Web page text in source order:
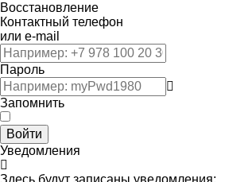
Восстановление
Контактный телефон
или e-mail
Пароль
Запомнить
Войти
Уведомления
Здесь будут записаны уведомления: